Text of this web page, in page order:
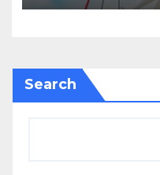
Search